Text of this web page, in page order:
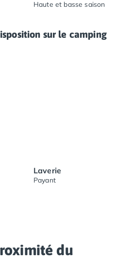
Haute et basse saison
sur le camping
Laverie
Payant
du